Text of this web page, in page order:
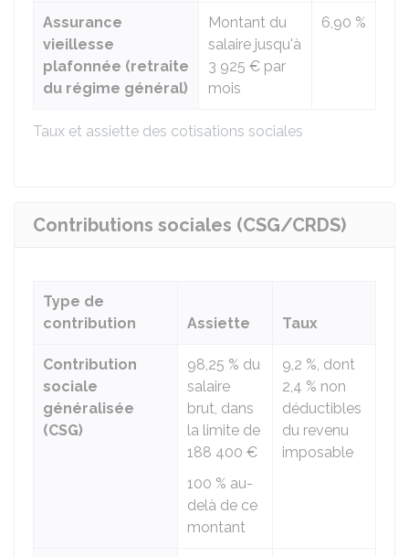
Taux et assiette des cotisations sociales
Assurance
vieillesse
plafonnée (retraite
du régime général)
Montant du
salaire jusqu'à
3 925 € par
mois
6,90 %
Contributions sociales (CSG/CRDS)
Type de
contribution
Assiette Taux
Contribution
sociale
généralisée
(CSG)
98,25 % du
salaire
brut, dans
la limite de
188 400 €
100 % au-
delà de ce
montant
9,2 %, dont
2,4 % non
déductibles
du revenu
imposable